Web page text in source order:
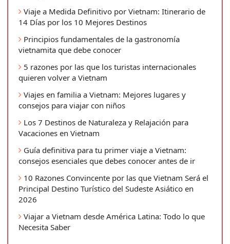
Viaje a Medida Definitivo por Vietnam: Itinerario de
14 Días por los 10 Mejores Destinos
Principios fundamentales de la gastronomía
vietnamita que debe conocer
5 razones por las que los turistas internacionales
quieren volver a Vietnam
Viajes en familia a Vietnam: Mejores lugares y
consejos para viajar con niños
Los 7 Destinos de Naturaleza y Relajación para
Vacaciones en Vietnam
Guía definitiva para tu primer viaje a Vietnam:
consejos esenciales que debes conocer antes de ir
10 Razones Convincente por las que Vietnam Será el
Principal Destino Turístico del Sudeste Asiático en
2026
Viajar a Vietnam desde América Latina: Todo lo que
Necesita Saber